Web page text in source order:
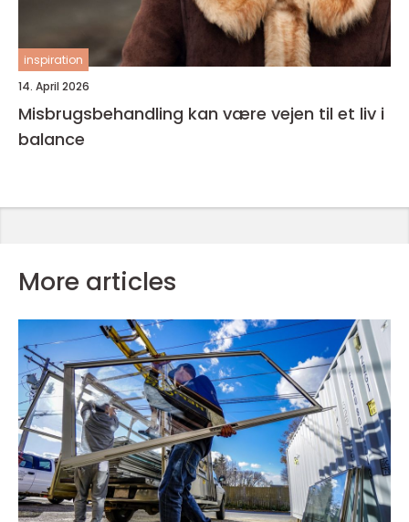
inspiration
14. April 2026
Misbrugsbehandling kan være vejen til et liv i
balance
More articles